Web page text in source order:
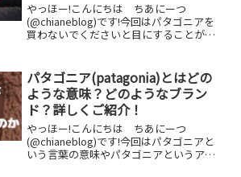
やっほー!こんにちは ちあにーつ
(@chianeblog)です!今回はパタゴニアを
買わないでくださいと目にすることがた
思います！パタゴニアと言えば、アウト
ドアブランドの...
パタゴニア(patagonia)とはどの
ような意味？どのようなブラン
ド？詳しくご紹介！
やっほー!こんにちは ちあにーつ
(@chianeblog)です!今回はパタゴニアと
いう言葉の意味やパタゴニアというアウ